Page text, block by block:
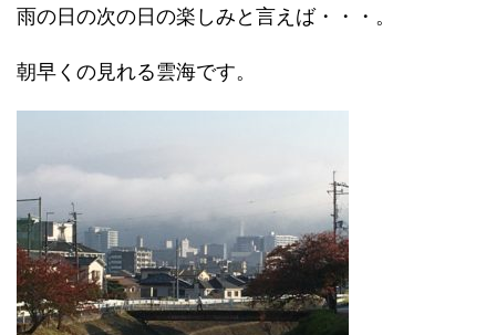
雨の日の次の日の楽しみと言えば・・・。
朝早くの見れる雲海です。